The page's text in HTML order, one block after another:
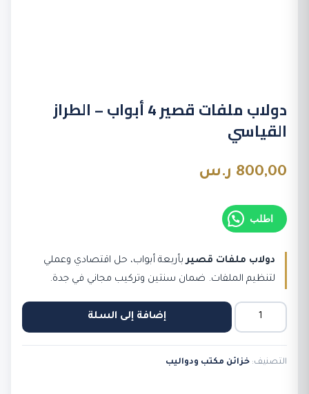
دولاب ملفات قصير 4 أبواب – الطراز
القياسي
800,00 ر.س
اطلب
دولاب ملفات قصيربأربعة أبواب، حل اقتصادي وعملي
لتنظيم الملفات. ضمان سنتين وتركيب مجاني في جدة.
كمية
دولاب
ملفات
قصير
إضافة إلى السلة
التصنيف: خزائن مكتب ودواليب